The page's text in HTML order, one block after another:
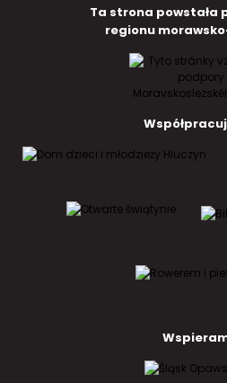
Ta strona powstała
regionu